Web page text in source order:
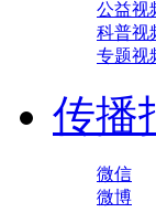
公益视
科普视
专题视
传播
微信
微博